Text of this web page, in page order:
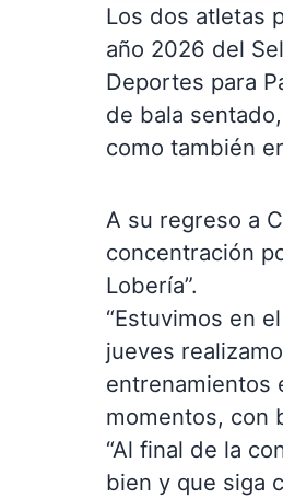
Los dos atletas
año 2026 del
Deportes para
de bala
como también
A su regreso a
concentración
Lobería”.
“Estuvimos en
jueves
entrenamientos
momentos, con
“Al final de la
bien y que siga